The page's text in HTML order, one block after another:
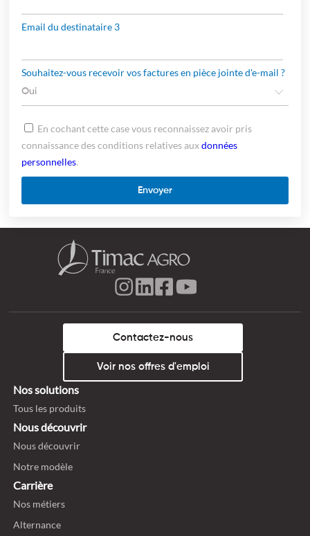
Email du destinataire 3
Souhaitez-vous recevoir vos factures en pièce jointe d'e-mail ?
En cochant cette case vous reconnaissez avoir pris
connaissance des conditions relatives auxdonnées
personnelles.
Envoyer
Nos solutions
Tous les produits
Nous découvrir
Nous découvrir
Notre modèle
Carrière
Nos métiers
Alternance
Contactez-nous
Voir nos offres d'emploi